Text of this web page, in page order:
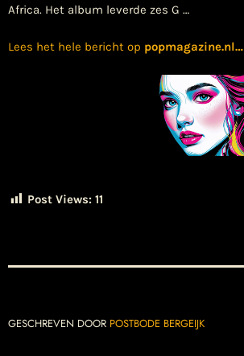
Africa. Het album leverde zes G …
Lees het hele bericht op popmagazine.nl…
Post Views: 11
GESCHREVEN DOOR POSTBODE BERGEIJK